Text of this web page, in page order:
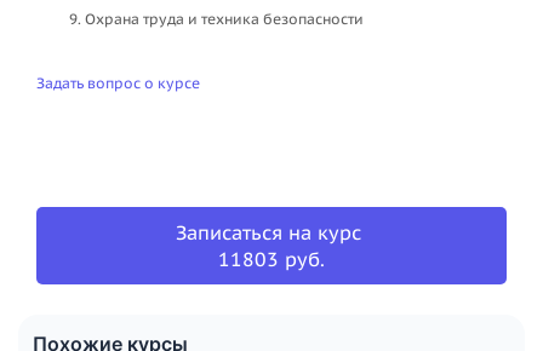
Охрана труда и техника безопасности
Задать вопрос о курсе
Записаться на курс
11803 руб.
Похожие курсы